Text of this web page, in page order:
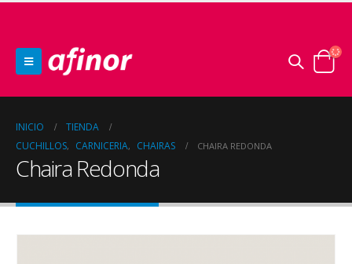
INICIO
TIENDA
CUCHILLOS, CARNICERIA, CHAIRAS CHAIRA REDONDA
Chaira Redonda